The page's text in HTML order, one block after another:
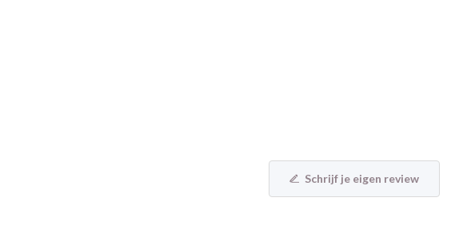
Schrijf je eigen review